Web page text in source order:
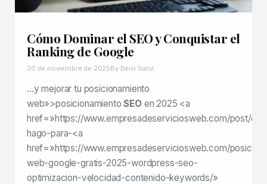
Cómo Dominar el SEO y Conquistar el
Ranking de Google
30 de noviembre de 2025By Deivi Sanz
…y mejorar tu posicionamiento
web»>posicionamientoSEOen 2025 <a
href=»https://www.empresadeserviciosweb.com/post/
hago-para-<a
href=»https://www.empresadeserviciosweb.com/
web-google-gratis-2025-wordpress-seo-
optimizacion-velocidad-contenido-keywords/»